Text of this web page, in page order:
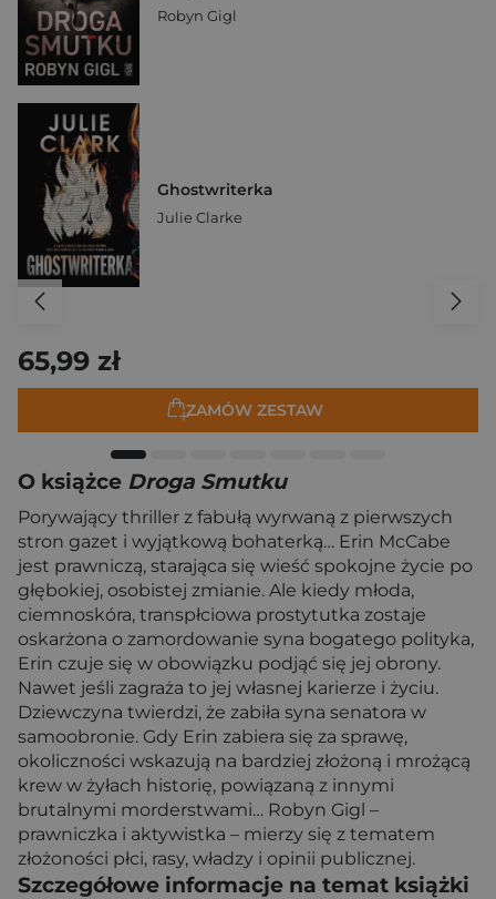
Robyn Gigl
Ghostwriterka
Julie Clarke
65,99 zł
ZAMÓW ZESTAW
O książce Droga Smutku
Porywający thriller z fabułą wyrwaną z pierwszych
stron gazet i wyjątkową bohaterką… Erin McCabe
jest prawniczą, starająca się wieść spokojne życie po
głębokiej, osobistej zmianie. Ale kiedy młoda,
ciemnoskóra, transpłciowa prostytutka zostaje
oskarżona o zamordowanie syna bogatego polityka,
Erin czuje się w obowiązku podjąć się jej obrony.
Nawet jeśli zagraża to jej własnej karierze i życiu.
Dziewczyna twierdzi, że zabiła syna senatora w
samoobronie. Gdy Erin zabiera się za sprawę,
okoliczności wskazują na bardziej złożoną i mrożącą
krew w żyłach historię, powiązaną z innymi
brutalnymi morderstwami… Robyn Gigl –
prawniczka i aktywistka – mierzy się z tematem
złożoności płci, rasy, władzy i opinii publicznej.
Szczegółowe informacje na temat książki